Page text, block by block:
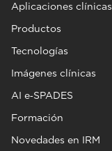
Aplicaciones clínicas
Productos
Tecnologías
Imágenes clínicas
AI e‑SPADES
Formación
Novedades en IRM